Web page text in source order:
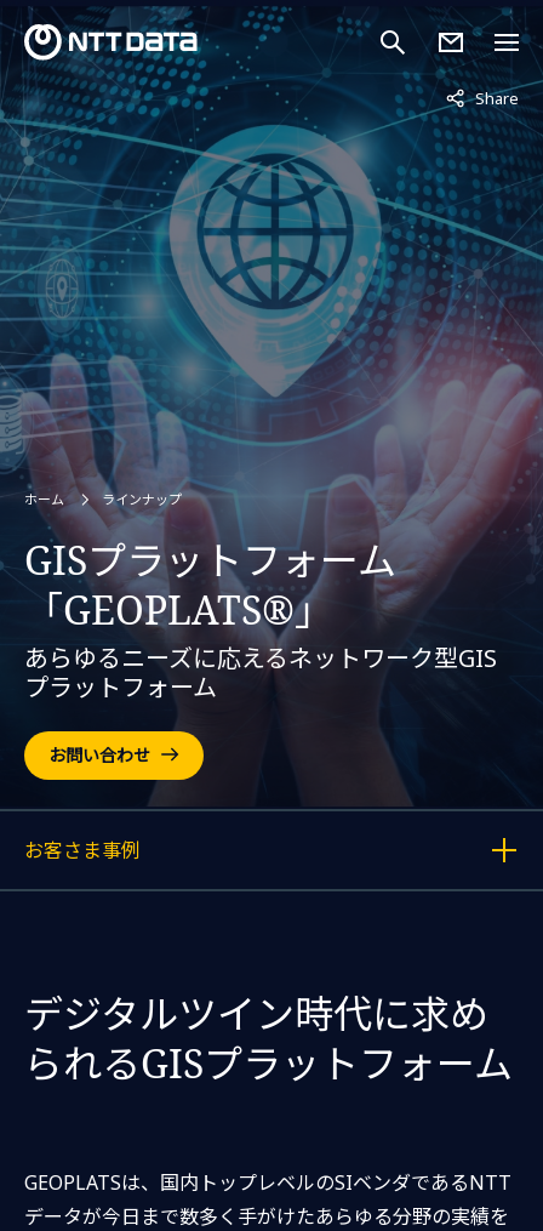
Share
非表示中
ホーム ラインナップ
GISプラットフォーム
「GEOPLATS®」
あらゆるニーズに応えるネットワーク型GIS
プラットフォーム
お問い合わせ
お客さま事例
各記事へのリンクを表示する
デジタルツイン時代に求め
られるGISプラットフォーム
GEOPLATSは、国内トップレベルのSIベンダであるNTT
データが今日まで数多く手がけたあらゆる分野の実績を